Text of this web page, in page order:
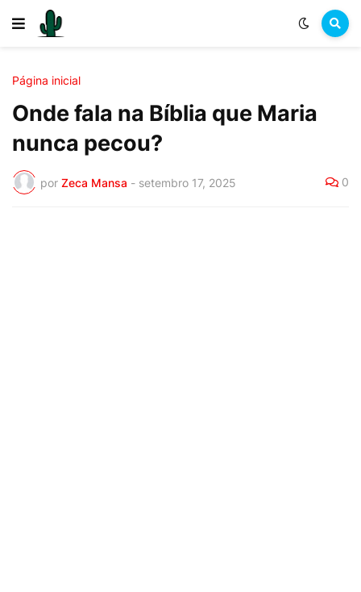
Página inicial
Onde fala na Bíblia que Maria
nunca pecou?
por Zeca Mansa - setembro 17, 2025 0